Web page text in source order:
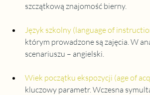
szczątkową znajomość bierny.
Język szkolny (language of
którym prowadzone są zajęcia. W
scenariuszu – angielski.
Wiek początku ekspozycji (age of
kluczowy parametr. Wczesna